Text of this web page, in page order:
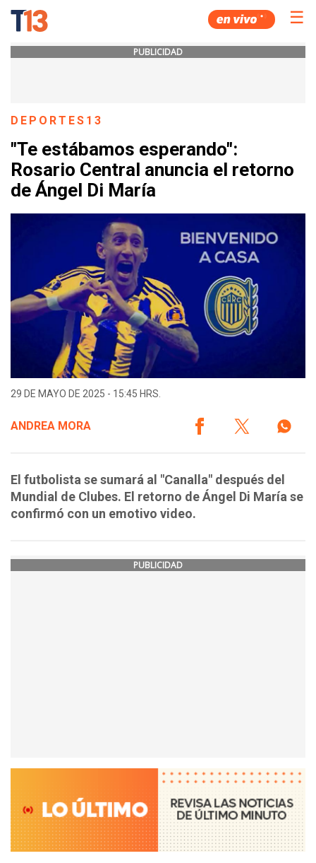
☰
PUBLICIDAD
DEPORTES13
"Te estábamos esperando":
Rosario Central anuncia el retorno
de Ángel Di María
29 DE MAYO DE 2025 - 15:45 HRS.
ANDREA MORA
El futbolista se sumará al "Canalla" después del
Mundial de Clubes. El retorno de Ángel Di María se
confirmó con un emotivo video.
PUBLICIDAD